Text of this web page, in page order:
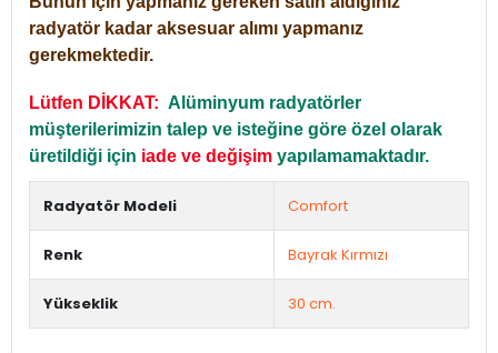
radyatör kadar aksesuar alımı yapmanız
gerekmektedir.
Lütfen DİKKAT: Alüminyum radyatörler
müşterilerimizin talep ve isteğine göre özel olarak
üretildiği için iade ve değişim yapılamamaktadır.
Radyatör Modeli Comfort
Renk Bayrak Kırmızı
Yükseklik 30 cm.